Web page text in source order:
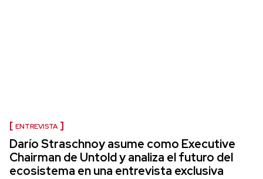
ENTREVISTA
Darío Straschnoy asume como Executive
Chairman de Untold y analiza el futuro del
ecosistema en una entrevista exclusiva